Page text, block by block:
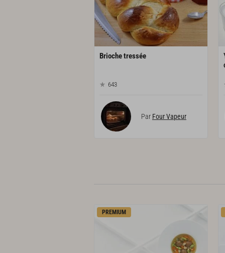
Briochetressée
643
Par Four Vapeur
PREMIUM